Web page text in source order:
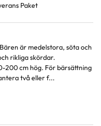
Paket
är medelstora, söta och
rikliga skördar.
200 cm hög. För bärsättning
två eller f...